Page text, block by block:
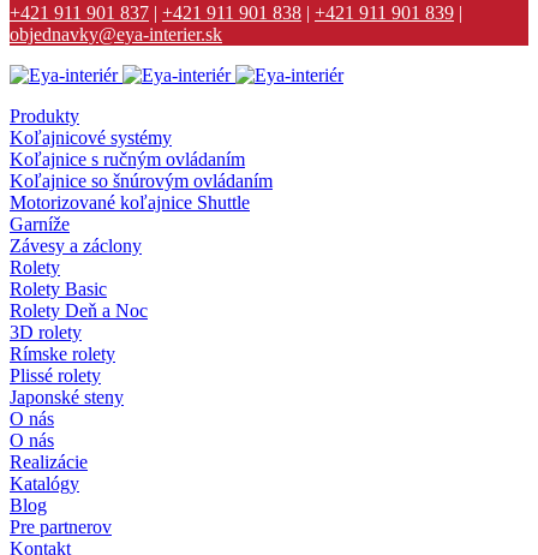
+421 911 901 837 | +421 911 901 838 | +421 911 901 839 |
objednavky@eya-interier.sk
Produkty
Koľajnicové systémy
Koľajnice s ručným ovládaním
Koľajnice so šnúrovým ovládaním
Motorizované koľajnice Shuttle
Garníže
Závesy a záclony
Rolety
Rolety Basic
Rolety Deň a Noc
3D rolety
Rímske rolety
Plissé rolety
Japonské steny
O nás
O nás
Realizácie
Katalógy
Blog
Pre partnerov
Kontakt